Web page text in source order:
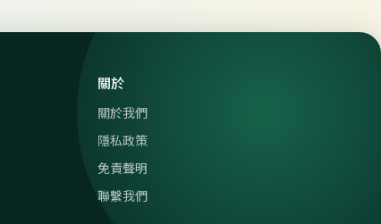
關於
關於我們
隱私政策
免責聲明
聯繫我們